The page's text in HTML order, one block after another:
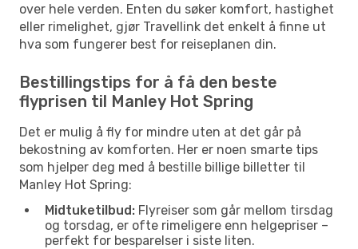
over hele verden. Enten du søker komfort, hastighet
eller rimelighet, gjør Travellink det enkelt å finne ut
hva som fungerer best for reiseplanen din.
Bestillingstips for å få den beste
flyprisen til Manley Hot Spring
Det er mulig å fly for mindre uten at det går på
bekostning av komforten. Her er noen smarte tips
som hjelper deg med å bestille billige billetter til
Manley Hot Spring:
Midtuketilbud: Flyreiser som går mellom tirsdag
og torsdag, er ofte rimeligere enn helgepriser –
perfekt for besparelser i siste liten.